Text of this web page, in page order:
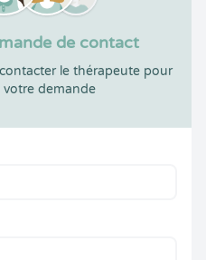
de contact
le thérapeute pour
votre demande